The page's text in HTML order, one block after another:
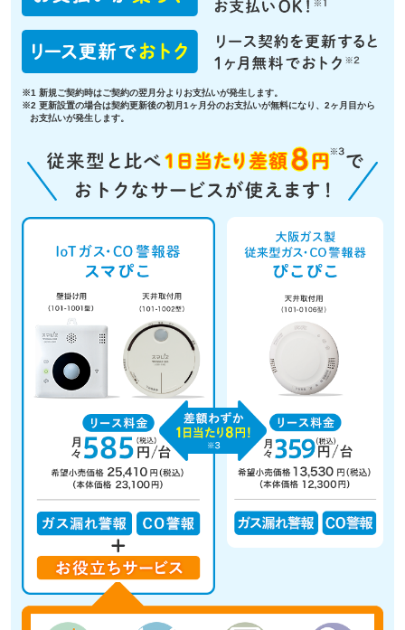
※1 新規ご契約時はご契約の翌月分よりお支払いが発生します。
※2 更新設置の場合は契約更新後の初月1ヶ月分のお支払いが無料になり、2ヶ月目から
お支払いが発生します。